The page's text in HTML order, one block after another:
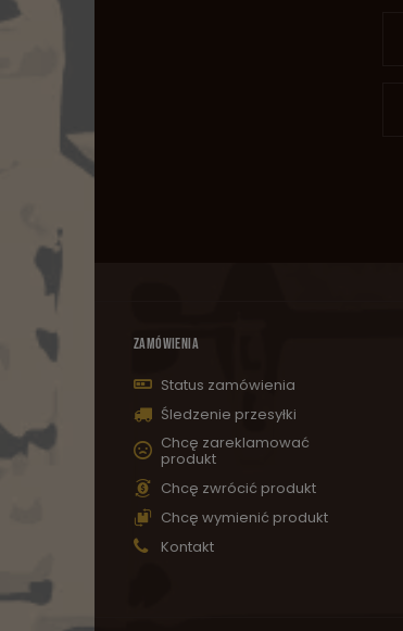
ZAMÓWIENIA
Status zamówienia
Śledzenie przesyłki
Chcę zareklamować
produkt
Chcę zwrócić produkt
Chcę wymienić produkt
Kontakt